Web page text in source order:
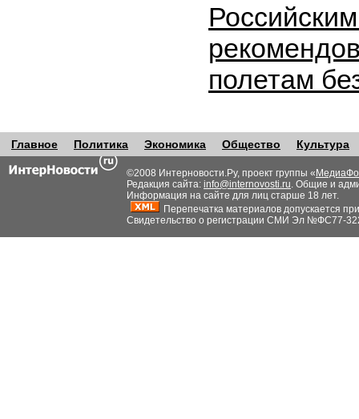
полетам
Главное Политика Экономика Общество Культура
©2008 Интерновости.Ру, проект группы «
Редакция сайта: info@internovosti.ru. Общие и
Информация на сайте для лиц старше 18 лет.
Перепечатка материалов допускается
Свидетельство о регистрации СМИ Эл №ФС77-